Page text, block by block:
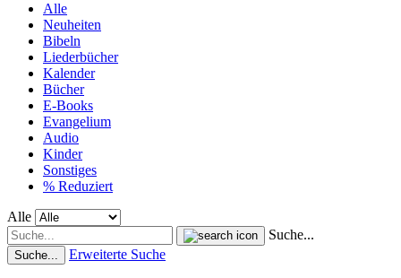
Alle
Neuheiten
Bibeln
Liederbücher
Kalender
Bücher
E-Books
Evangelium
Audio
Kinder
Sonstiges
% Reduziert
Alle
Suche...
Suche... Erweiterte Suche